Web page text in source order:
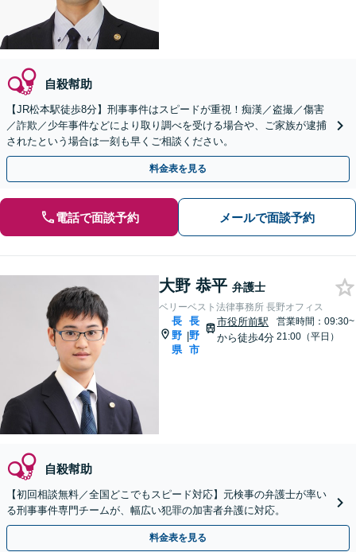
自殺幇助
【JR松本駅徒歩8分】刑事事件はスピードが重視！痴漢／盗撮／傷害
／詐欺／少年事件などにより取り調べを受ける場合や、ご家族が逮捕
されたという場合は一刻も早くご相談ください。
料金表を見る
電話で面談予約 メールで面談予約
大野 恭平 弁護士
ベリーベスト法律事務所 長野オフィス
長
野
県
|
長
野
市
市役所前駅
から徒歩4分
営業時間：09:30~
21:00（平日）
自殺幇助
【初回相談無料／全国どこでもスピード対応】元検事の弁護士が率い
る刑事事件専門チームが、幅広い犯罪の加害者弁護に対応。
料金表を見る